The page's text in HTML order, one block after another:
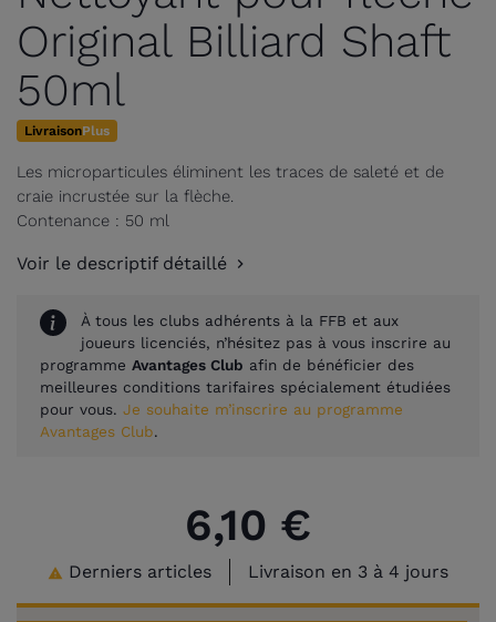
Original Billiard Shaft
50ml
LivraisonPlus
Les microparticules éliminent les traces de saleté et de
craie incrustée sur la flèche.
Contenance : 50 ml
Voir le descriptif détaillé
À tous les clubs adhérents à la FFB et aux
joueurs licenciés, n’hésitez pas à vous inscrire au
programme Avantages Club afin de bénéficier des
meilleures conditions tarifaires spécialement étudiées
pour vous. Je souhaite m’inscrire au programme
Avantages Club.
6,10 €
 Derniers articles Livraison en 3 à 4 jours